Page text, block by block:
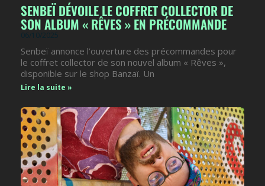
SENBEÏ DÉVOILE LE COFFRET COLLECTOR DE
SON ALBUM « RÊVES » EN PRÉCOMMANDE
06/10/2025
Senbeï annonce l’ouverture des précommandes pour
le coffret collector de son nouvel album « Rêves »,
disponible sur le shop Banzaï. Un
Lire la suite »